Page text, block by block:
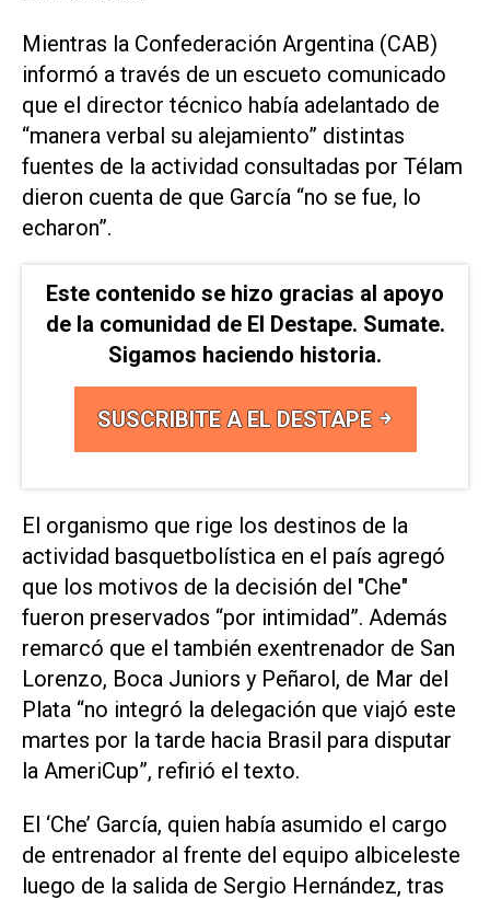
Mientras la Confederación Argentina (CAB)
informó a través de un escueto comunicado
que el director técnico había adelantado de
“manera verbal su alejamiento” distintas
fuentes de la actividad consultadas por Télam
dieron cuenta de que García “no se fue, lo
echaron”.
Este contenido se hizo gracias al apoyo
de la comunidad de El Destape. Sumate.
Sigamos haciendo historia.
SUSCRIBITE A EL DESTAPE
El organismo que rige los destinos de la
actividad basquetbolística en el país agregó
que los motivos de la decisión del "Che"
fueron preservados “por intimidad”. Además
remarcó que el también exentrenador de San
Lorenzo, Boca Juniors y Peñarol, de Mar del
Plata “no integró la delegación que viajó este
martes por la tarde hacia Brasil para disputar
la AmeriCup”, refirió el texto.
El ‘Che’ García, quien había asumido el cargo
de entrenador al frente del equipo albiceleste
luego de la salida de Sergio Hernández, tras